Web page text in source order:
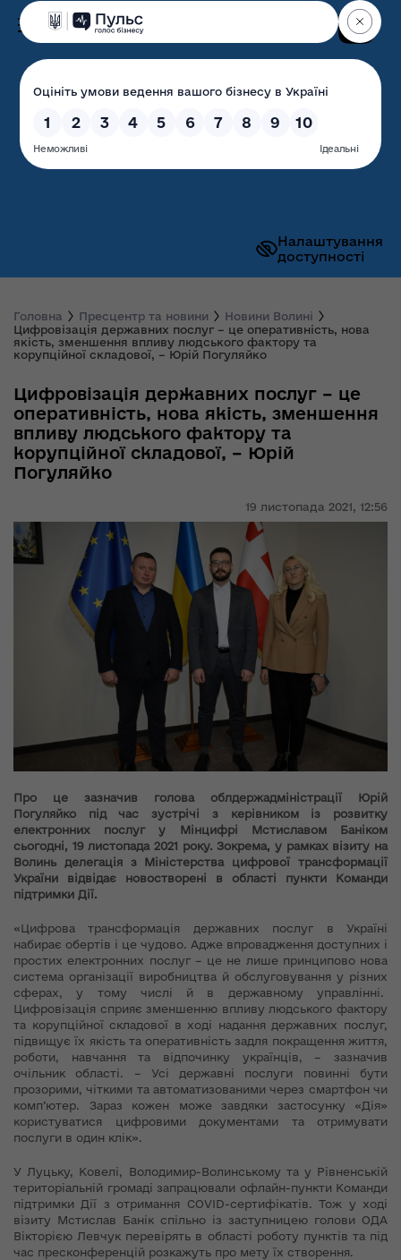
Налаштування
доступності
Волинська обласна
державна адміністрація
Головна Пресцентр та новини
Новини Волині
Цифровізація державних послуг – це оперативність, нова
якість, зменшення впливу людського фактору та
корупційної складової, – Юрій Погуляйко
19 листопада 2021, 12:56
Цифровізація державних послуг – це
оперативність, нова якість, зменшення
впливу людського фактору та
корупційної складової, – Юрій
Погуляйко
Про це зазначив голова облдержадміністрації Юрій
Погуляйко під час зустрічі з керівником із розвитку
електронних послуг у Мінцифрі Мстиславом Баніком
сьогодні, 19 листопада 2021 року. Зокрема, у рамках візиту на
Волинь делегація з Міністерства цифрової трансформації
України відвідає новостворені в області пункти Команди
підтримки Дії.
«Цифрова трансформація державних послуг в Україні
набирає обертів і це чудово. Адже впровадження доступних і
простих електронних послуг – це не лише принципово нова
система організації виробництва й обслуговування у різних
сферах, у тому числі й в державному управлінні.
Цифровізація сприяє зменшенню впливу людського фактору
та корупційної складової в ході надання державних послуг,
підвищує їх якість та оперативність задля покращення життя,
роботи, навчання та відпочинку українців, – зазначив
очільник області. – Усі державні послуги повинні бути
прозорими, чіткими та автоматизованими через смартфон чи
комп’ютер. Зараз кожен може завдяки застосунку «Дія»
користуватися цифровими документами та отримувати
послуги в один клік».
У Луцьку, Ковелі, Володимир-Волинському та у Рівненській
територіальній громаді запрацювали офлайн-пункти Команди
підтримки Дії з отримання СOVID-сертифікатів. Тож у ході
візиту Мстислав Банік спільно із заступницею голови ОДА
Вікторією Левчук перевірять в області роботу пунктів та під
час пресконференцій розкажуть про мету їх створення.